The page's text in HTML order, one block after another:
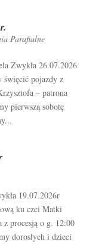
Parafialne
26.07.2026
święcić pojazdy z
– patrona
pierwszą sobotę
19.07.2026r
ku czci Matki
procesją o g. 12:00
dorosłych i dzieci